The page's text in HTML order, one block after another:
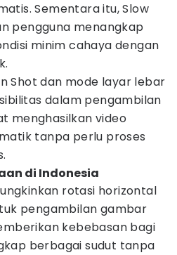
Sementara itu, Slow
pengguna menangkap
minim cahaya dengan
Shot dan mode layar lebar
dalam pengambilan
menghasilkan video
tanpa perlu proses
di Indonesia
rotasi horizontal
pengambilan gambar
kebebasan bagi
berbagai sudut tanpa